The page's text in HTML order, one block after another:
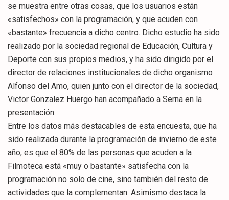
se muestra entre otras cosas, que los usuarios están
«satisfechos» con la programación, y que acuden con
«bastante» frecuencia a dicho centro. Dicho estudio ha sido
realizado por la sociedad regional de Educación, Cultura y
Deporte con sus propios medios, y ha sido dirigido por el
director de relaciones institucionales de dicho organismo
Alfonso del Amo, quien junto con el director de la sociedad,
Victor Gonzalez Huergo han acompañado a Serna en la
presentación.
Entre los datos más destacables de esta encuesta, que ha
sido realizada durante la programación de invierno de este
año, es que el 80% de las personas que acuden a la
Filmoteca está «muy o bastante» satisfecha con la
programación no solo de cine, sino también del resto de
actividades que la complementan. Asimismo destaca la